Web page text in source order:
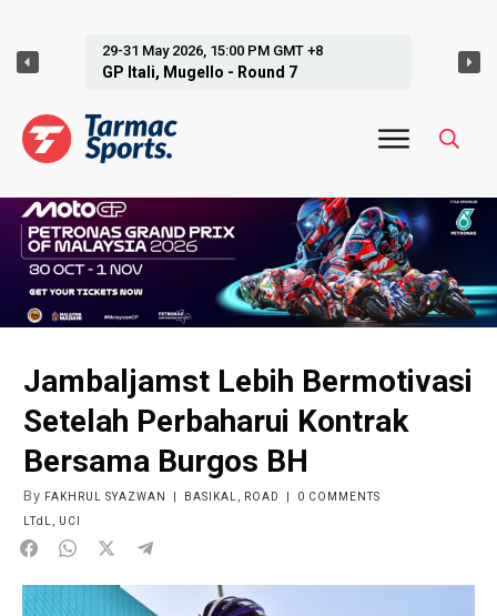
29-31 May 2026, 15:00 PM GMT +8
GP Itali, Mugello - Round 7
Jambaljamst Lebih Bermotivasi
Setelah Perbaharui Kontrak
Bersama Burgos BH
By FAKHRUL SYAZWAN BASIKAL ROAD 0 COMMENTS
LTdL
UCI